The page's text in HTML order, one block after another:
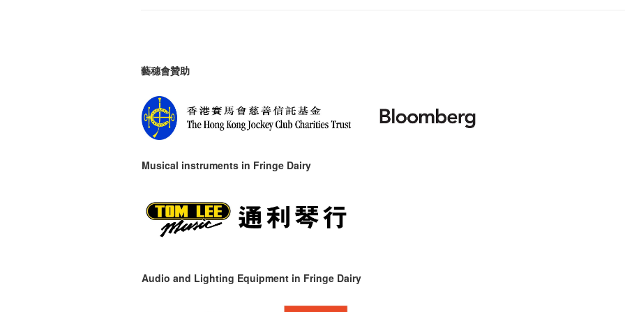
藝穗會贊助
Musical instruments in Fringe Dairy
Audio and Lighting Equipment in Fringe Dairy